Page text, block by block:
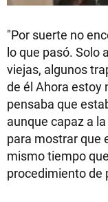
"Por suerte no
lo que pasó. Solo
viejas, algunos
de él Ahora estoy
pensaba que
aunque capaz a
para mostrar que
mismo tiempo
procedimiento de